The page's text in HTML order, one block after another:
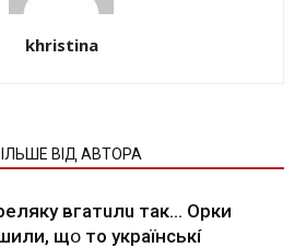
khristina
ВІД АВТОРА
вгaтuлu тaк… Opки
щօ тo yкpaїнcькí